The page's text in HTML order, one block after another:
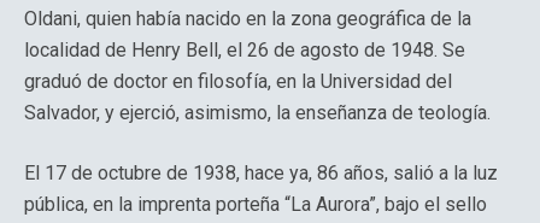
Oldani, quien había nacido en la zona geográfica de la
localidad de Henry Bell, el 26 de agosto de 1948. Se
graduó de doctor en filosofía, en la Universidad del
Salvador, y ejerció, asimismo, la enseñanza de teología.
El 17 de octubre de 1938, hace ya, 86 años, salió a la luz
pública, en la imprenta porteña “La Aurora”, bajo el sello